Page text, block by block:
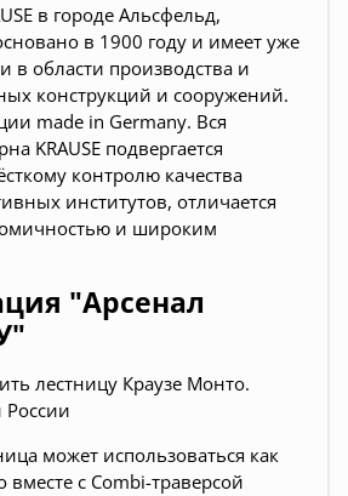
в городе Альсфельд,
в 1900 году и имеет уже
в области производства и
конструкций и сооружений.
made in Germany. Вся
KRAUSE подвергается
контролю качества
институтов, отличается
и широким
"Арсенал
лестницу Краузе Монто.
России
может использоваться как
вместе с Combi-траверсой